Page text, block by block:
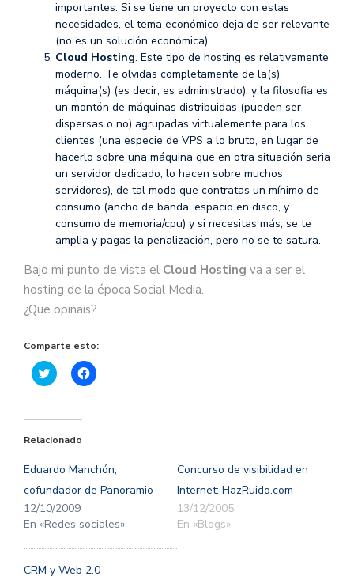
importantes. Si se tiene un proyecto con estas
necesidades, el tema económico deja de ser relevante
(no es un solución económica)
Cloud Hosting. Este tipo de hosting es relativamente
moderno. Te olvidas completamente de la(s)
máquina(s) (es decir, es administrado), y la filosofia es
un montón de máquinas distribuidas (pueden ser
dispersas o no) agrupadas virtualemente para los
clientes (una especie de VPS a lo bruto, en lugar de
hacerlo sobre una máquina que en otra situación seria
un servidor dedicado, lo hacen sobre muchos
servidores), de tal modo que contratas un mínimo de
consumo (ancho de banda, espacio en disco, y
consumo de memoria/cpu) y si necesitas más, se te
amplia y pagas la penalización, pero no se te satura.
Bajo mi punto de vista el Cloud Hosting va a ser el
hosting de la época Social Media.
¿Que opinais?
Comparte esto:
Haz
clic
Twitter
abre
una
ventana
nueva)
Haz
clic
una
ventana
nueva)
Relacionado
Eduardo Manchón,
cofundador de Panoramio
12/10/2009
En «Redes sociales»
Concurso de visibilidad en
Internet: HazRuido.com
13/12/2005
En «Blogs»
CRM y Web 2.0